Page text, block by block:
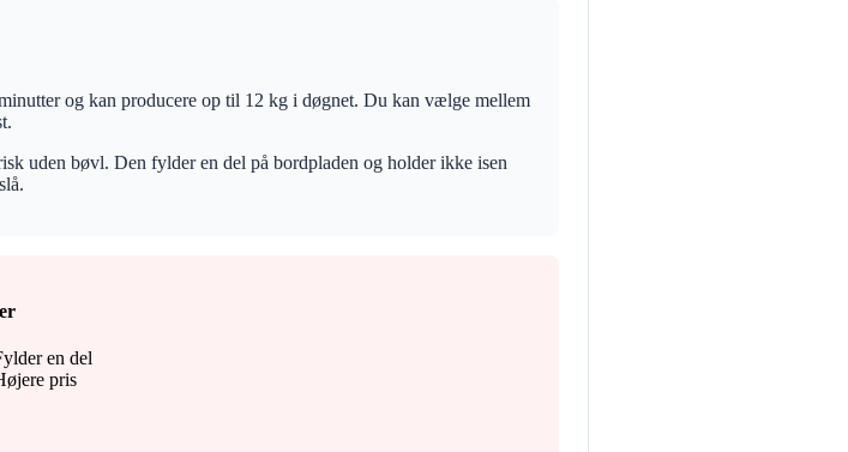
og kan producere op til 12 kg i døgnet. Du kan vælge mellem
uden bøvl. Den fylder en del på bordpladen og holder ikke isen
en del
pris